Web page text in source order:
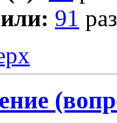
91